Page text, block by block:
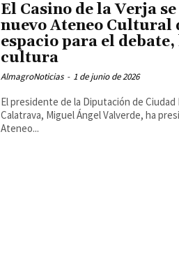
El Casino de la Verja
nuevo Ateneo Cultural
espacio para el
cultura
AlmagroNoticias - 1 de junio de 2026
El presidente de la Diputación de Ciudad
Calatrava, Miguel Ángel Valverde, ha
Ateneo...